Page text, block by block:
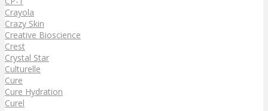
Crayola
Crazy Skin
Creative Bioscience
Crest
Crystal Star
Culturelle
Cure
Cure Hydration
Curel